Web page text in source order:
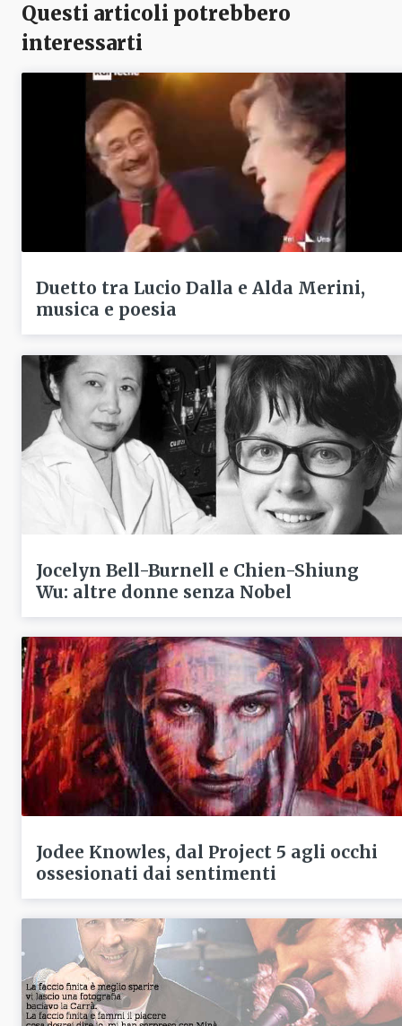
Questi articoli potrebbero
interessarti
Duetto tra Lucio Dalla e Alda Merini,
musica e poesia
Jocelyn Bell-Burnell e Chien-Shiung
Wu: altre donne senza Nobel
Jodee Knowles, dal Project 5 agli occhi
ossesionati dai sentimenti